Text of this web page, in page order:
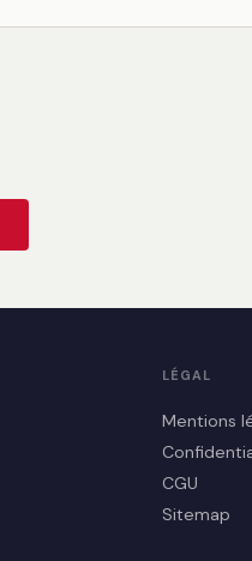
LÉGAL
Mentions
CGU
Sitemap